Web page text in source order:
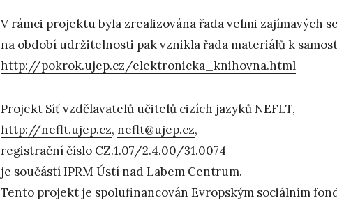
V rámci projektu byla zrealizována řada velmi zajímavých
na období udržitelnosti pak vznikla řada materiálů k
http://pokrok.ujep.cz/elektronicka_knihovna.html
Projekt Síť vzdělavatelů učitelů cizích jazyků NEFLT,
http://neflt.ujep.cz, neflt@ujep.cz,
registrační číslo CZ.1.07/2.4.00/31.0074
je součástí IPRM Ústí nad Labem Centrum.
Tento projekt je spolufinancován Evropským sociálním